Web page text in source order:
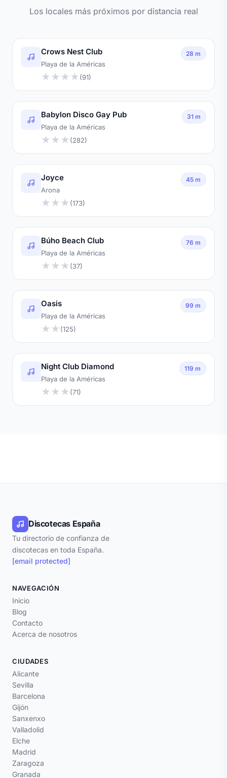
Los locales más próximos por distancia real
Crows Nest Club
Playa de la Américas
★ ★ ★ ★ (91)
28 m
Babylon Disco Gay Pub
Playa de la Américas
★ ★ ★ (282)
31 m
Joyce
Arona
★ ★ ★ (173)
45 m
Búho Beach Club
Playa de la Américas
★ ★ ★ (37)
76 m
Oasis
Playa de la Américas
★ ★ (125)
99 m
Night Club Diamond
Playa de la Américas
★ ★ ★ (71)
119 m
Discotecas España
Tu directorio de confianza de
discotecas en toda España.
[email protected]
NAVEGACIÓN
Inicio
Blog
Contacto
Acerca de nosotros
CIUDADES
Alicante
Sevilla
Barcelona
Gijón
Sanxenxo
Valladolid
Elche
Madrid
Zaragoza
Granada